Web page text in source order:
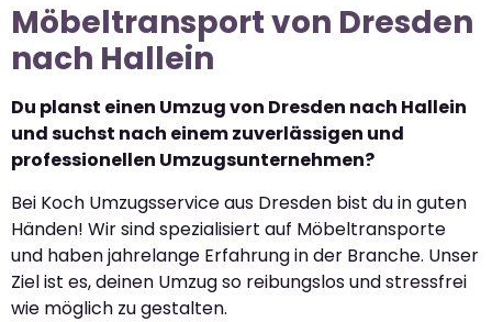
Möbeltransport von Dresden
nach Hallein
Du planst einen Umzug von Dresden nach Hallein
und suchst nach einem zuverlässigen und
professionellen Umzugsunternehmen?
Bei Koch Umzugsservice aus Dresden bist du in guten
Händen! Wir sind spezialisiert auf Möbeltransporte
und haben jahrelange Erfahrung in der Branche. Unser
Ziel ist es, deinen Umzug so reibungslos und stressfrei
wie möglich zu gestalten.